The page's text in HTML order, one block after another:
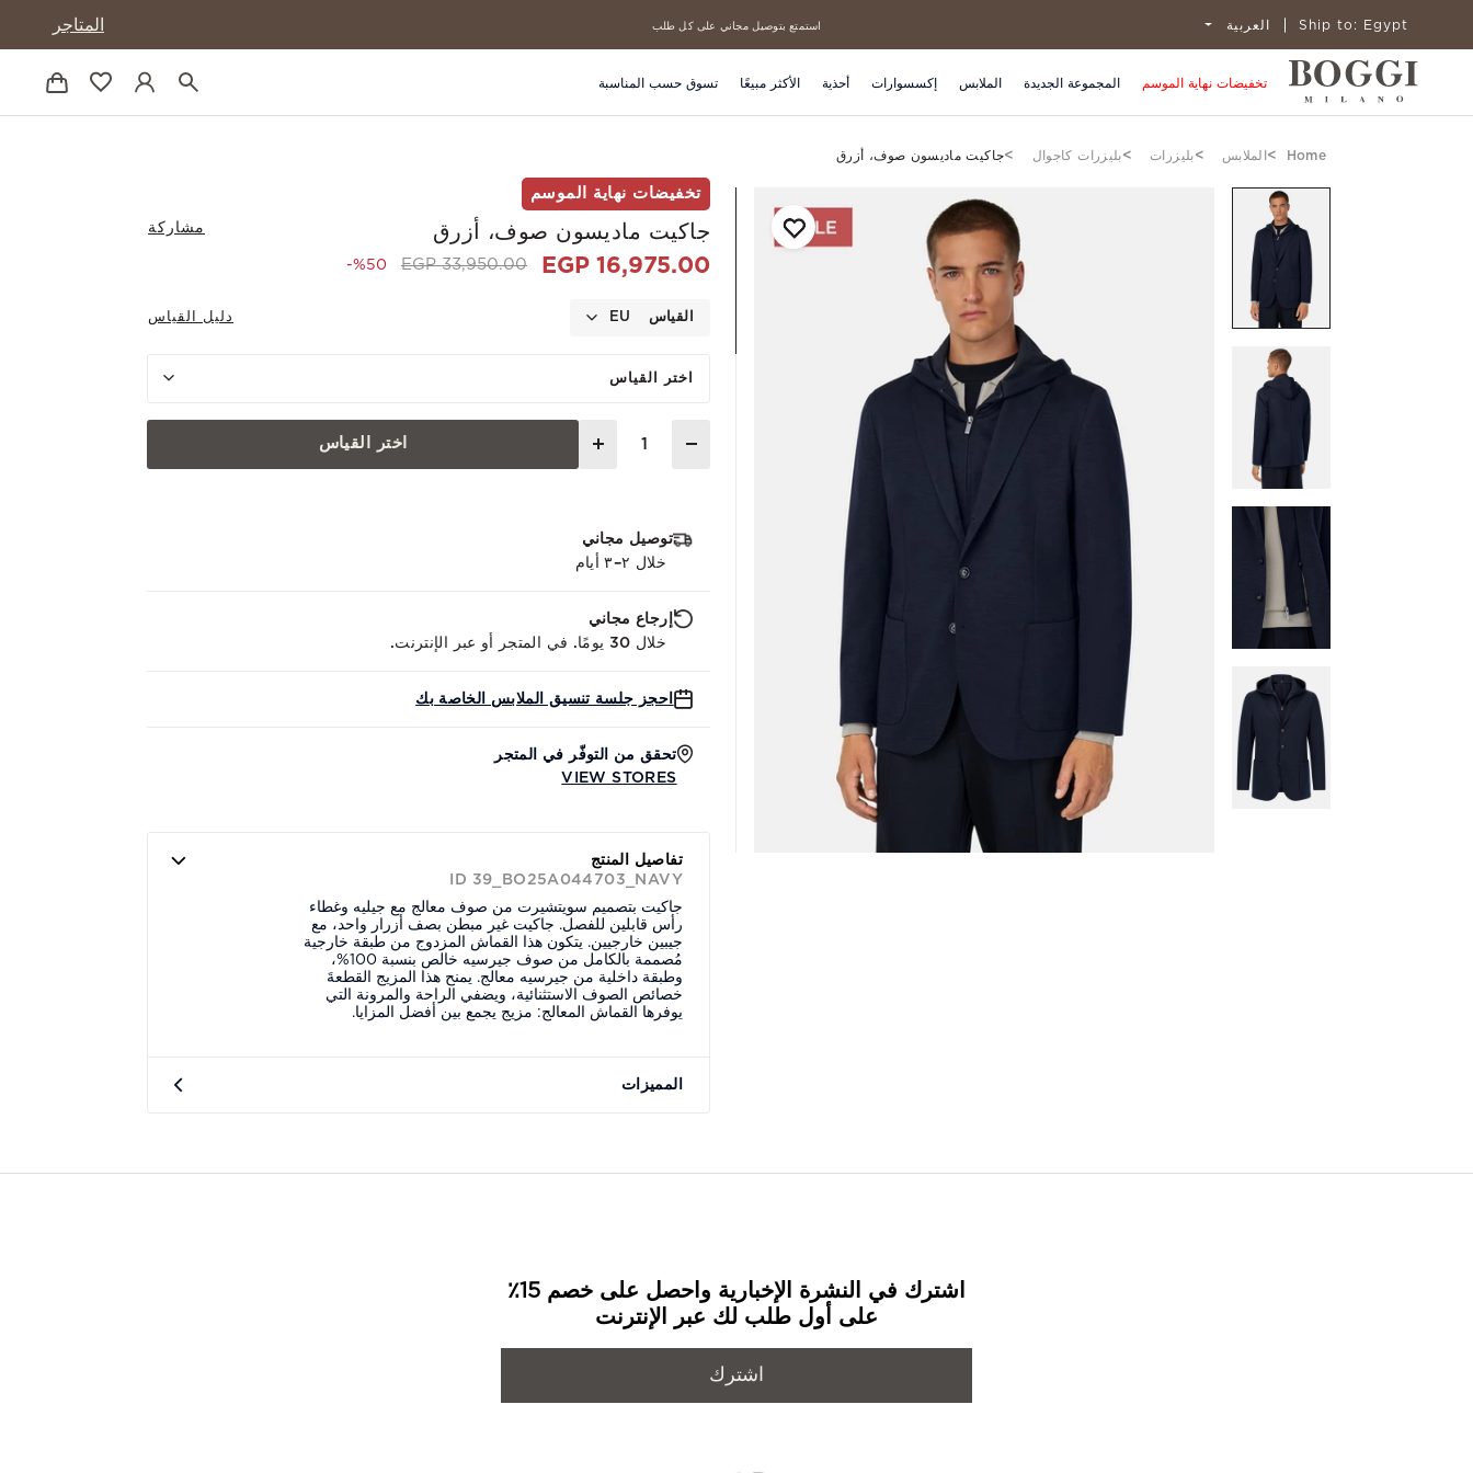
Ship to: Egypt العربية استمتع بتوصيل مجاني على كل طلب المتاجر
تخفيضات نهاية الموسم المجموعة الجديدة الملابس إكسسوارات أحذية الأكثر مبيعًا تسوق حسب المناسبة
Home الملابس بليزرات بليزرات كاجوال جاكيت ماديسون صوف، أزرق
تخفيضات نهاية الموسم
مشاركة جاكيت ماديسون صوف، أزرق
16,975.00 EGP
Price reduced from
33,950.00 EGP
to 16,975.00 EGP
%50-
القياس EU دليل القياس
اختر القياس
اختر القياس
توصيل مجاني
خلال ٢–٣ أيام
إرجاع مجاني
خلال 30 يومًا. في المتجر أو عبر الإنترنت.
احجز جلسة تنسيق الملابس الخاصة بك
تحقق من التوفّر في المتجر
VIEW STORES
تفاصيل المنتج
ID 39_BO25A044703_NAVY
جاكيت بتصميم سويتشيرت من صوف معالج مع جيليه وغطاء
رأس قابلين للفصل. جاكيت غير مبطن بصف أزرار واحد، مع
جيبين خارجيين. يتكون هذا القماش المزدوج من طبقة خارجية
مُصممة بالكامل من صوف جيرسيه خالص بنسبة 100%،
وطبقة داخلية من جيرسيه معالج. يمنح هذا المزيج القطعةَ
خصائص الصوف الاستثنائية، ويضفي الراحة والمرونة التي
يوفرها القماش المعالج: مزيج يجمع بين أفضل المزايا.
المميزات
اشترك في النشرة الإخبارية واحصل على خصم 15٪
على أول طلب لك عبر الإنترنت
اشترك